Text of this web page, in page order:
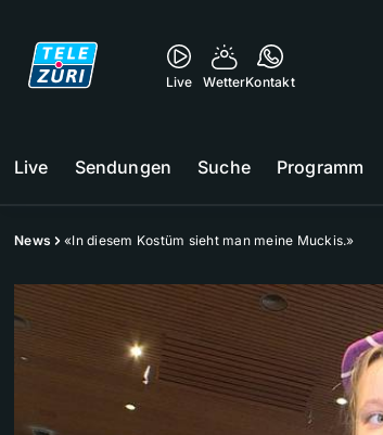
Live WetterKontakt
Live Sendungen Suche Programm
News «In diesem Kostüm sieht man meine Muckis.»